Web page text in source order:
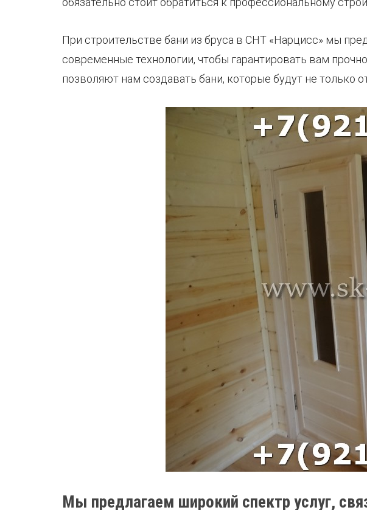
При строительстве бани из бруса в СНТ «Нарцисс» мы
современные технологии, чтобы гарантировать вам
позволяют нам создавать бани, которые будут не только
Мы предлагаем широкий спектр услуг,